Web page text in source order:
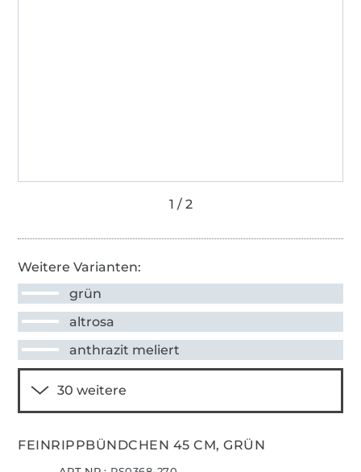
Weitere Varianten:
grün
altrosa
anthrazit meliert
FEINRIPPBÜNDCHEN 45 CM, GRÜN